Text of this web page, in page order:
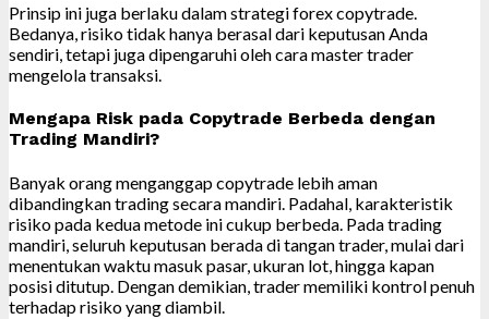
Prinsip ini juga berlaku dalam strategi forex copytrade.
Bedanya, risiko tidak hanya berasal dari keputusan Anda
sendiri, tetapi juga dipengaruhi oleh cara master trader
mengelola transaksi.
Mengapa Risk pada Copytrade Berbeda dengan
Trading Mandiri?
Banyak orang menganggap copytrade lebih aman
dibandingkan trading secara mandiri. Padahal, karakteristik
risiko pada kedua metode ini cukup berbeda. Pada trading
mandiri, seluruh keputusan berada di tangan trader, mulai dari
menentukan waktu masuk pasar, ukuran lot, hingga kapan
posisi ditutup. Dengan demikian, trader memiliki kontrol penuh
terhadap risiko yang diambil.